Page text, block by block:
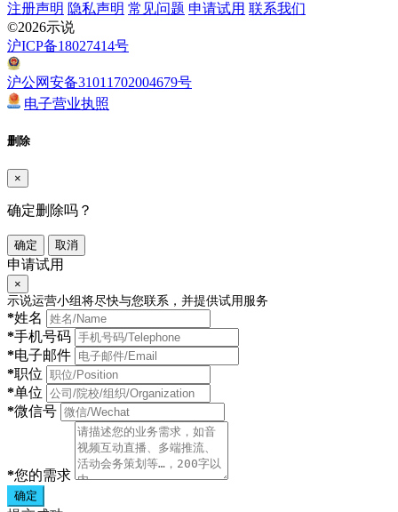
注册声明 隐私声明 常见问题 申请试用 联系我们
©2026示说
沪ICP备18027414号
沪公网安备31011702004679号
电子营业执照
删除
×
确定删除吗？
确定 取消
申请试用
×
示说运营小组将尽快与您联系，并提供试用服务
*姓名
*手机号码
*电子邮件
*职位
*单位
*微信号
*您的需求
确定